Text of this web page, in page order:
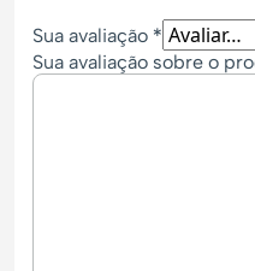
Sua avaliação *
Sua avaliação sobre o